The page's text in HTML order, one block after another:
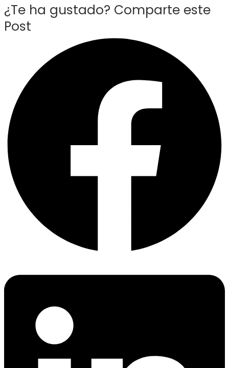
¿Te ha gustado? Comparte este
Post